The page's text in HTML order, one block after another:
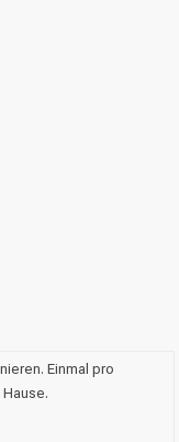
Einmal pro